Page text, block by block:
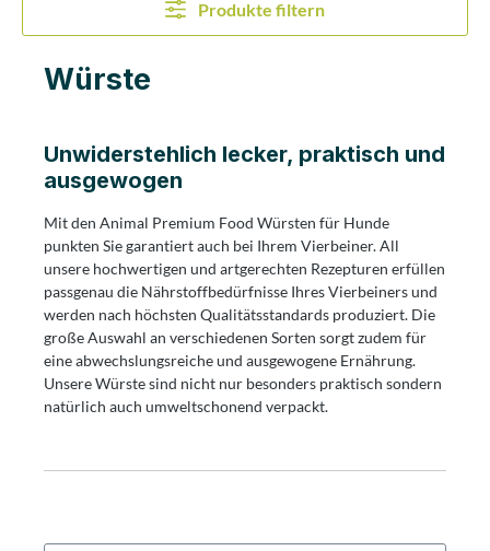
Produkte filtern
Würste
Unwiderstehlich lecker, praktisch und
ausgewogen
Mit den Animal Premium Food Würsten für Hunde
punkten Sie garantiert auch bei Ihrem Vierbeiner. All
unsere hochwertigen und artgerechten Rezepturen erfüllen
passgenau die Nährstoffbedürfnisse Ihres Vierbeiners und
werden nach höchsten Qualitätsstandards produziert. Die
große Auswahl an verschiedenen Sorten sorgt zudem für
eine abwechslungsreiche und ausgewogene Ernährung.
Unsere Würste sind nicht nur besonders praktisch sondern
natürlich auch umweltschonend verpackt.